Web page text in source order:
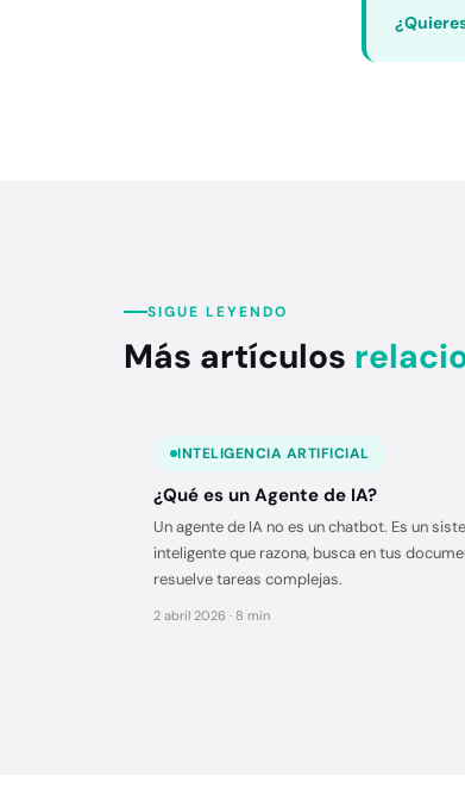
SIGUE LEYENDO
Más artículos
INTELIGENCIA ARTIFICIAL
¿Qué es un Agente de IA?
Un agente de IA no es un chatbot. Es un
inteligente que razona, busca en tus
resuelve tareas complejas.
2 abril 2026 · 8 min